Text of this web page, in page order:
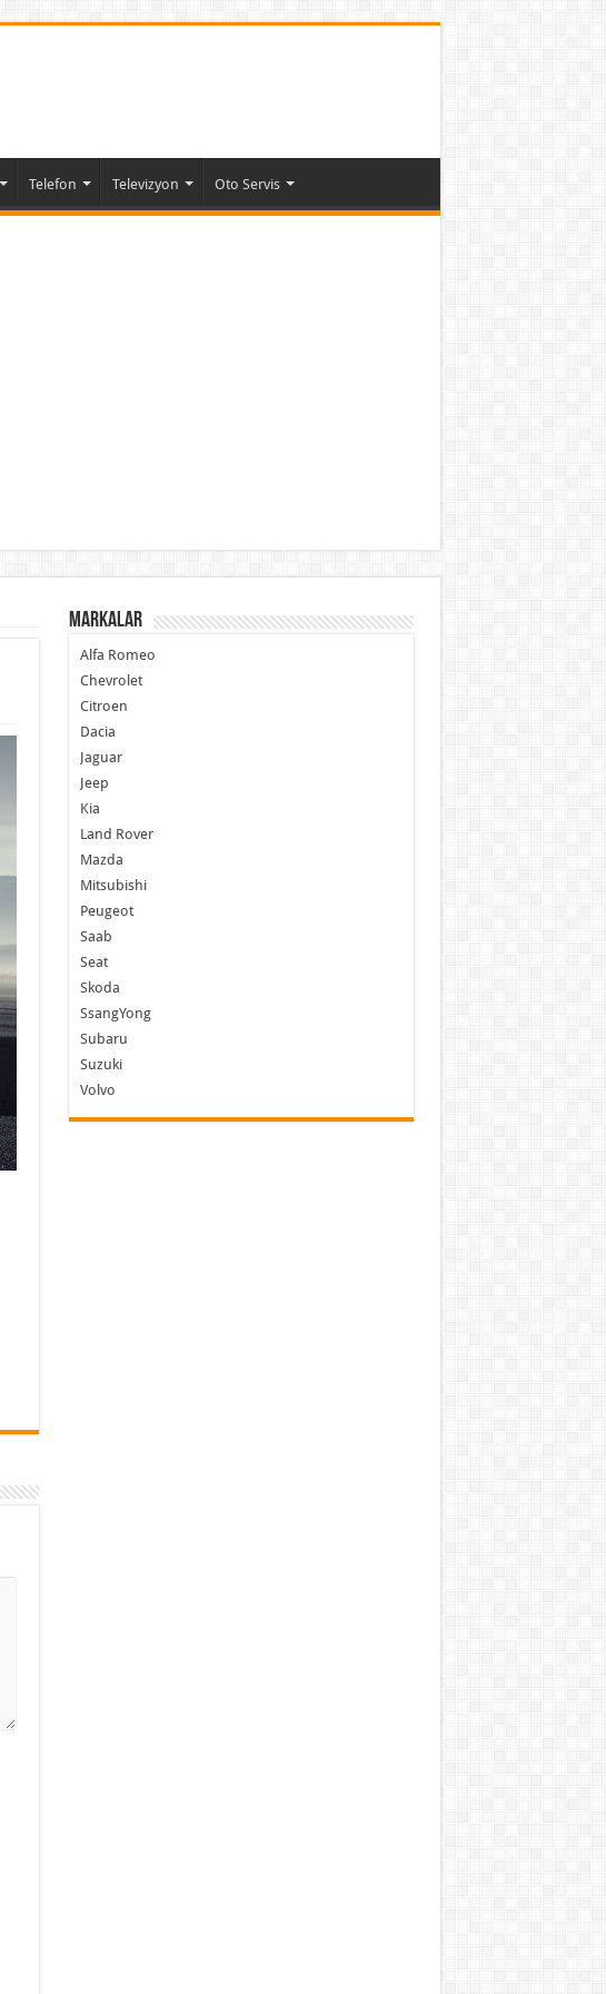
Telefon Televizyon Oto Servis
Markalar
Alfa Romeo
Chevrolet
Citroen
Dacia
Jaguar
Jeep
Kia
Land Rover
Mazda
Mitsubishi
Peugeot
Saab
Seat
Skoda
SsangYong
Subaru
Suzuki
Volvo